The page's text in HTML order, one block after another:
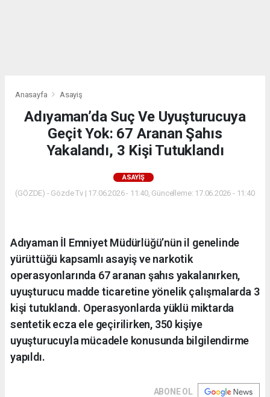
Anasayfa Asayiş
Adıyaman’da Suç Ve Uyuşturucuya
Geçit Yok: 67 Aranan Şahıs
Yakalandı, 3 Kişi Tutuklandı
ASAYIŞ
(GÖZDE) - Gözde Tv | 17.06.2026 - 11:40, Güncelleme: 17.06.2026 - 11:40
Adıyaman İl Emniyet Müdürlüğü’nün il genelinde
yürüttüğü kapsamlı asayiş ve narkotik
operasyonlarında 67 aranan şahıs yakalanırken,
uyuşturucu madde ticaretine yönelik çalışmalarda 3
kişi tutuklandı. Operasyonlarda yüklü miktarda
sentetik ecza ele geçirilirken, 350 kişiye
uyuşturucuyla mücadele konusunda bilgilendirme
yapıldı.
ABONE OL